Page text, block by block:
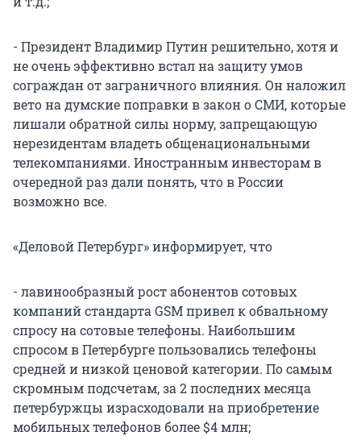
- Президент Владимир Путин решительно, хотя и
не очень эффективно встал на защиту умов
сограждан от заграничного влияния. Он наложил
вето на думские поправки в закон о СМИ, которые
лишали обратной силы норму, запрещающую
нерезидентам владеть общенациональными
телекомпаниями. Иностранным инвесторам в
очередной раз дали понять, что в России
возможно все.
«Деловой Петербург» информирует, что
- лавинообразный рост абонентов сотовых
компаний стандарта GSM привел к обвальному
спросу на сотовые телефоны. Наибольшим
спросом в Петербурге пользовались телефоны
средней и низкой ценовой категории. По самым
скромным подсчетам, за 2 последних месяца
петербуржцы израсходовали на приобретение
мобильных телефонов более $4 млн;